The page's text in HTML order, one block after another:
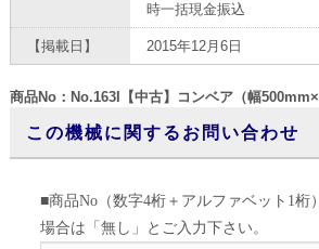
時一括現金振込
【掲載日】 2015年12月6日
商品No：No.163I【中古】コンベア（幅500mm×
この機械に関するお問い合わせ